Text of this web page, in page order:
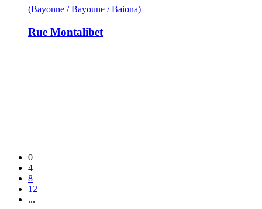
(Bayonne / Bayoune / Baiona)
Rue Montalibet
0
4
8
12
...